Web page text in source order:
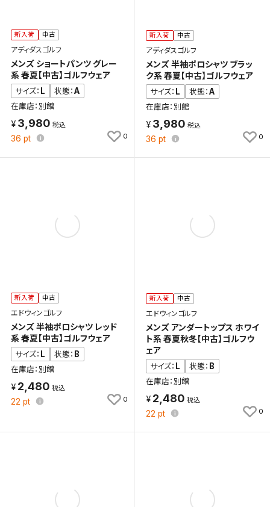
新入荷 中古
アディダスゴルフ
メンズ ショートパンツ グレー
系 春夏【中古】ゴルフウェア
サイズ： L 状態：A
在庫店：別館
3,980
36 pt 0
新入荷 中古
アディダスゴルフ
メンズ 半袖ポロシャツ ブラッ
ク系 春夏【中古】ゴルフウェア
サイズ： L 状態：A
在庫店：別館
3,980
36 pt 0
新入荷 中古
エドウィンゴルフ
メンズ 半袖ポロシャツ レッド
系 春夏【中古】ゴルフウェア
サイズ： L 状態： B
在庫店：別館
2,480
22 pt 0
新入荷 中古
エドウィンゴルフ
メンズ アンダートップス ホワイ
ト系 春夏秋冬【中古】ゴルフウ
ェア
サイズ： L 状態： B
在庫店：別館
2,480
22 pt 0